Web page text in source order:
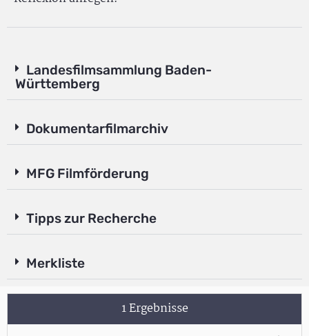
Landesfilmsammlung Baden-
Württemberg
Dokumentarfilmarchiv
MFG Filmförderung
Tipps zur Recherche
Merkliste
1 Ergebnisse